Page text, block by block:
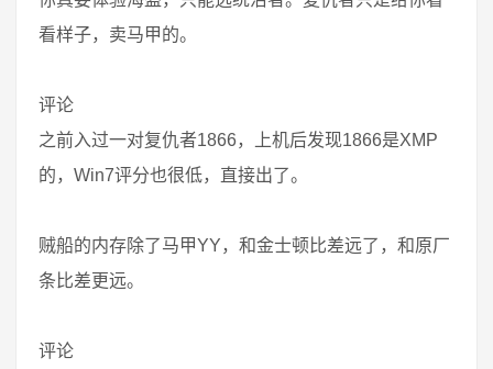
看样子，卖马甲的。
评论
之前入过一对复仇者1866，上机后发现1866是XMP
的，Win7评分也很低，直接出了。
贼船的内存除了马甲YY，和金士顿比差远了，和原厂
条比差更远。
评论